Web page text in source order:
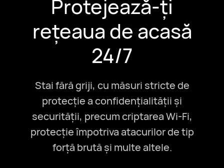
Protejează-ți
rețeaua de acasă
24/7
Stai fără griji, cu măsuri stricte de
protecție a confidențialității și
securității, precum criptarea Wi-Fi,
protecție împotriva atacurilor de tip
forță brută și multe altele.